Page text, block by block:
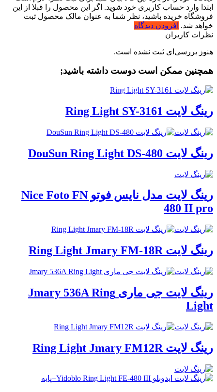
ابتدا وارد حساب کاربری خود شوید. اگر این محصول را قبلا از این
فروشگاه خریده باشید، نظر شما به عنوان مالک محصول ثبت
خواهد شد. افزودن دیدگاه
نظرات کاربران
هنوز بررسی‌ای ثبت نشده است.
همچنین ممکن است دوست داشته باشید;
رینگ لایت Ring Light SY-3161
رینگ لایت DouSun Ring Light DS-480
رینگ لایت مدل نایس فوتو Nice Foto FN
480 II pro
رینگ لایت Ring Light Jmary FM-18R
رینگ لایت جی ماری Jmary 536A Ring
Light
رینگ لایت Ring Light Jmary FM12R